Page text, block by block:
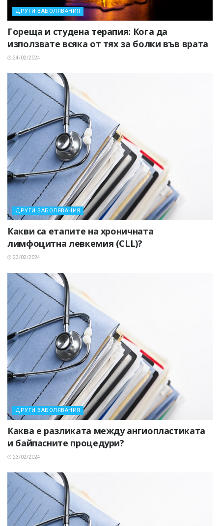
ДРУГИ ЗАБОЛЯВАНИЯ
Гореща и студена терапия: Кога да
използвате всяка от тях за болки във врата
24/02/2024
ДРУГИ ЗАБОЛЯВАНИЯ
Какви са етапите на хроничната
лимфоцитна левкемия (CLL)?
23/02/2024
ДРУГИ ЗАБОЛЯВАНИЯ
Каква е разликата между ангиопластиката
и байпасните процедури?
23/02/2024